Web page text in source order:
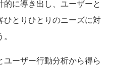
に導き出し、ユーザーと
とりひとりのニーズに対
ーザー行動分析から得ら